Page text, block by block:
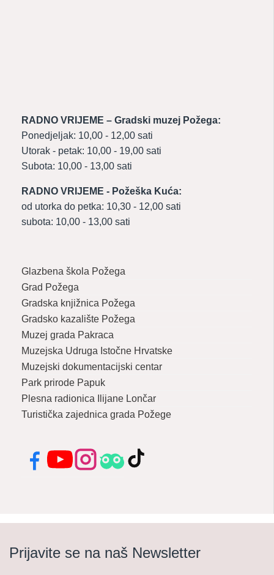
RADNO VRIJEME – Gradski muzej Požega:
Ponedjeljak: 10,00 - 12,00 sati
Utorak - petak: 10,00 - 19,00 sati
Subota: 10,00 - 13,00 sati
RADNO VRIJEME - Požeška Kuća:
od utorka do petka: 10,30 - 12,00 sati
subota: 10,00 - 13,00 sati
Glazbena škola Požega
Grad Požega
Gradska knjižnica Požega
Gradsko kazalište Požega
Muzej grada Pakraca
Muzejska Udruga Istočne Hrvatske
Muzejski dokumentacijski centar
Park prirode Papuk
Plesna radionica Ilijane Lončar
Turistička zajednica grada Požege
FacebookYouTubeInstagramTripadvisor
TikTok
Prijavite se na naš Newsletter